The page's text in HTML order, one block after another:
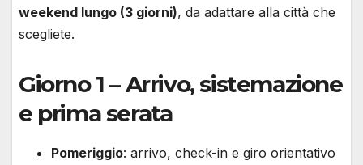
weekend lungo (3 giorni), da adattare alla città che
scegliete.
Giorno 1 – Arrivo, sistemazione
e prima serata
Pomeriggio: arrivo, check-in e giro orientativo